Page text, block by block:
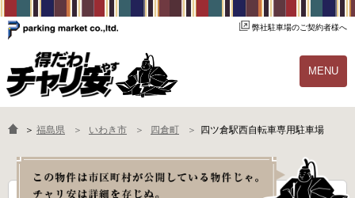
弊社駐車場のご契約者様へ
MENU
物件一覧 ご契約の流れ
よくあるご質問 駐輪場オーナー様へ
＞ 福島県 いわき市 四倉町 四ツ倉駅西自転車専用駐車場